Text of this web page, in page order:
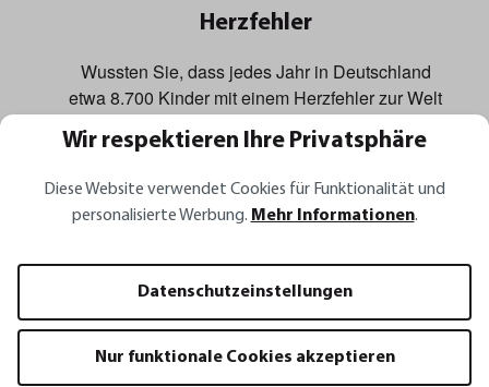
Herzfehler
Wussten Sie, dass jedes Jahr in Deutschland
etwa 8.700 Kinder mit einem Herzfehler zur Welt
kommen. Diese allerkleinsten Erdenbürger
brauchen unsere Hilfe. Dafür setzen wir uns mit
dem KinderHerz-Zukunftsfonds GEFU ein –
gemeinsam mit der Stiftung KinderHerz.
Ziel, Forschungsprojekte in der Kinderherzmedizin
zu fördern und auf die wichtige Arbeit der Stiftung
aufmerksam zu machen. Wenn auch Sie uns
dabei unterstützen wollen, können Sie gern mit
Wir respektieren Ihre Privatsphäre
Diese Website verwendet Cookies für Funktionalität und
personalisierte Werbung. Mehr Informationen.
Datenschutzeinstellungen
Nur funktionale Cookies akzeptieren